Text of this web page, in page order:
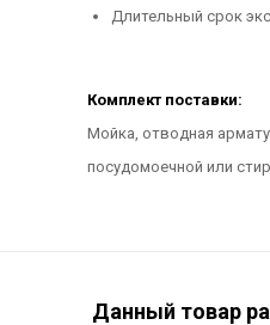
Длительный срок
Комплект поставки:
Мойка, отводная
посудомоечной или
Данный товар